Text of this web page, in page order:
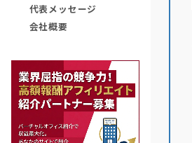
代表メッセージ
会社概要